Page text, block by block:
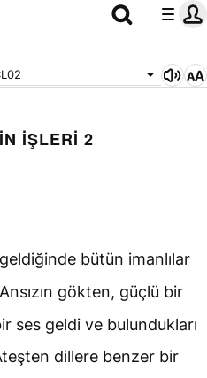
İŞLERİ 2
bütün imanlılar
Ansızın gökten, güçlü bir
ses geldi ve bulundukları
dillere benzer bir